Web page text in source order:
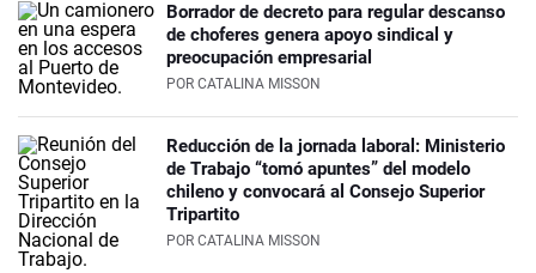
Borrador de decreto para regular descanso
de choferes genera apoyo sindical y
preocupación empresarial
POR CATALINA MISSON
Reducción de la jornada laboral: Ministerio
de Trabajo “tomó apuntes” del modelo
chileno y convocará al Consejo Superior
Tripartito
POR CATALINA MISSON